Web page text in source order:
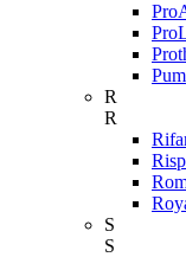
R
R
S
S